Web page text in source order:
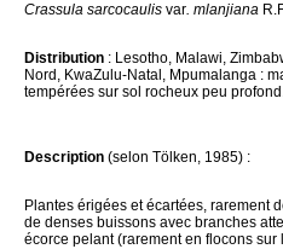
Crassula sarcocaulis var. mlanjiana
Distribution : Lesotho, Malawi,
Nord, KwaZulu-Natal, Mpumalanga :
tempérées sur sol rocheux peu
Description (selon Tölken, 1985) :
Plantes érigées et écartées, rarement
de denses buissons avec branches
écorce pelant (rarement en flocons